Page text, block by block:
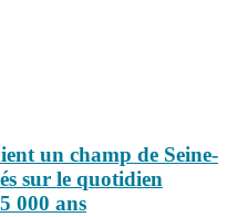
un champ de Seine-
sur le quotidien
000 ans